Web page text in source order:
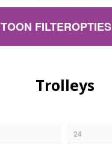
TOON FILTEROPTIES
Trolleys